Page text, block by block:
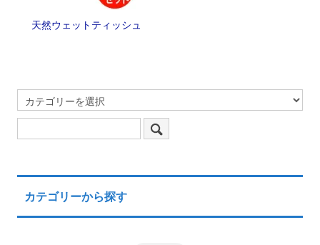
天然ウェットティッシュ
カテゴリーから探す